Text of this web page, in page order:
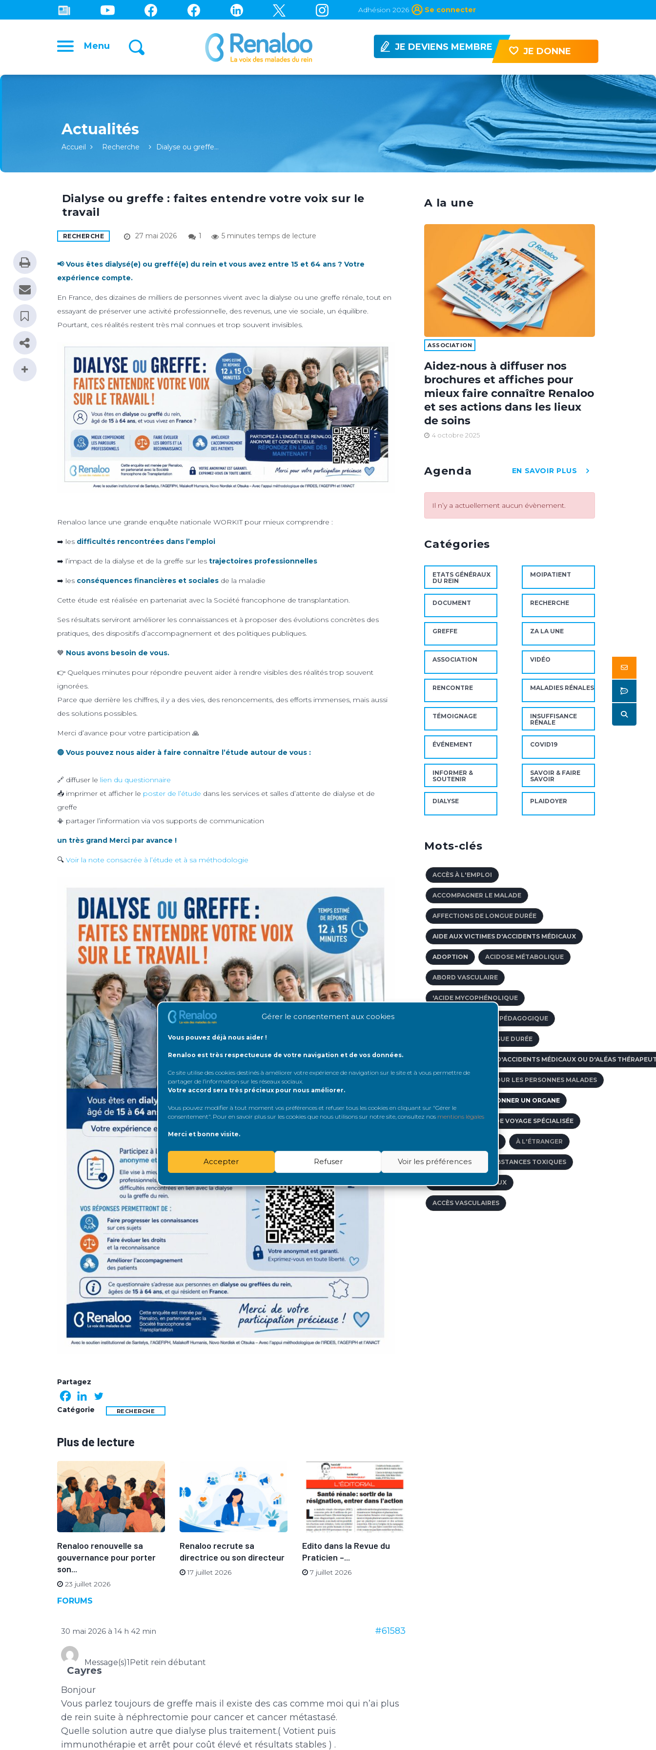
Gérer le consentement aux cookies
Vous pouvez déjà nous aider !
Renaloo est très respectueuse de votre navigation et de vos données.
Ce site utilise des cookies destinés à améliorer votre expérience de navigation sur le site et à vous permettre de
partager de l’information sur les réseaux sociaux
Votre accord sera très précieux pour nous améliorer.
Vous pouvez modifier à tout moment vos préférences et refuser tous les cookies en cliquant sur "Gérer le
consentement". Pour en savoir plus sur les cookies que nous utilisons sur notre site, consultez nos mentions légales
Merci et bonne visite.
Accepter Refuser Voir les préférences
Adhésion 2026 Se connecter
Menu JE DEVIENS MEMBRE JE DONNE
Accueil Recherche Dialyse ou greffe…
Dialyse ou greffe : faites entendre votre voix sur le
travail
RECHERCHE 27 mai 2026 1 5 minutes temps de lecture
📢 Vous êtes dialysé(e) ou greffé(e) du rein et vous avez entre 15 et 64 ans ? Votre
expérience compte.
En France, des dizaines de milliers de personnes vivent avec la dialyse ou une greffe rénale, tout en
essayant de préserver une activité professionnelle, des revenus, une vie sociale, un équilibre.
Pourtant, ces réalités restent très mal connues et trop souvent invisibles.
Renaloo lance une grande enquête nationale WORKIT pour mieux comprendre :
➡️ les difficultés rencontrées dans l’emploi
➡️ l’impact de la dialyse et de la greffe sur les trajectoires professionnelles
➡️ les conséquences financières et sociales de la maladie
Cette étude est réalisée en partenariat avec la Société francophone de transplantation.
Ses résultats serviront améliorer les connaissances et à proposer des évolutions concrètes des
pratiques, des dispositifs d’accompagnement et des politiques publiques.
💙 Nous avons besoin de vous.
👉 Quelques minutes pour répondre peuvent aider à rendre visibles des réalités trop souvent
ignorées.
Parce que derrière les chiffres, il y a des vies, des renoncements, des efforts immenses, mais aussi
des solutions possibles.
Merci d’avance pour votre participation 🙏
🔵 Vous pouvez nous aider à faire connaître l’étude autour de vous :
🔗 diffuser le lien du questionnaire
📥 imprimer et afficher le poster de l’étude dans les services et salles d’attente de dialyse et de
greffe
📳 partager l’information via vos supports de communication
un très grand Merci par avance !
🔍 Voir la note consacrée à l’étude et à sa méthodologie
Partagez
Catégorie RECHERCHE
Plus de lecture
Renaloo renouvelle sa
gouvernance pour porter
son...
23 juillet 2026
Renaloo recrute sa
directrice ou son directeur
17 juillet 2026
Edito dans la Revue du
Praticien –...
7 juillet 2026
FORUMS
30 mai 2026 à 14 h 42 min #61583
Cayres
Message(s)1Petit rein débutant
Bonjour
Vous parlez toujours de greffe mais il existe des cas comme moi qui n’ai plus
de rein suite à néphrectomie pour cancer et cancer métastasé.
Quelle solution autre que dialyse plus traitement.( Votient puis
immunothérapie et arrêt pour coût élevé et résultats stables ) .
A la une
ASSOCIATION
Aidez-nous à diffuser nos
brochures et affiches pour
mieux faire connaître Renaloo
et ses actions dans les lieux
de soins
4 octobre 2025
Agenda EN SAVOIR PLUS
Il n’y a actuellement aucun évènement.
Catégories
ETATS GÉNÉRAUX
DU REIN
MOIPATIENT
DOCUMENT RECHERCHE
GREFFE ZA LA UNE
ASSOCIATION VIDÉO
RENCONTRE MALADIES RÉNALES
TÉMOIGNAGE
INSUFFISANCE
RÉNALE
ÉVÉNEMENT COVID19
INFORMER &
SOUTENIR
SAVOIR & FAIRE
SAVOIR
DIALYSE PLAIDOYER
Mots-clés
ACCÈS À L'EMPLOI
ACCOMPAGNER LE MALADE
AFFECTIONS DE LONGUE DURÉE
AIDE AUX VICTIMES D'ACCIDENTS MÉDICAUX
ADOPTION ACIDOSE MÉTABOLIQUE
ABORD VASCULAIRE
'ACIDE MYCOPHÉNOLIQUE
ACCOMPAGNEMENT PÉDAGOGIQUE
AFFECTION DE LONGUE DURÉE
AIDE AUX VICTIMES D'ACCIDENTS MÉDICAUX OU D'ALÉAS
ACCÈS AU CRÉDIT POUR LES PERSONNES MALADES
ÂGE LIMITE POUR DONNER UN ORGANE
ACNÉ AGENCE DE VOYAGE SPÉCIALISÉE
À L'ÉTRANGER
ABSORPTION DE SUBSTANCES TOXIQUES
ACTES PARAMÉDICAUX
ACCÈS VASCULAIRES